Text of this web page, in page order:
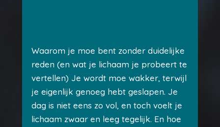
Waarom je moe bent zonder duidelijke
reden (en wat je lichaam je probeert te
vertellen) Je wordt moe wakker, terwijl
je eigenlijk genoeg hebt geslapen. Je
dag is niet eens zo vol, en toch voelt je
lichaam zwaar en leeg tegelijk. En hoe